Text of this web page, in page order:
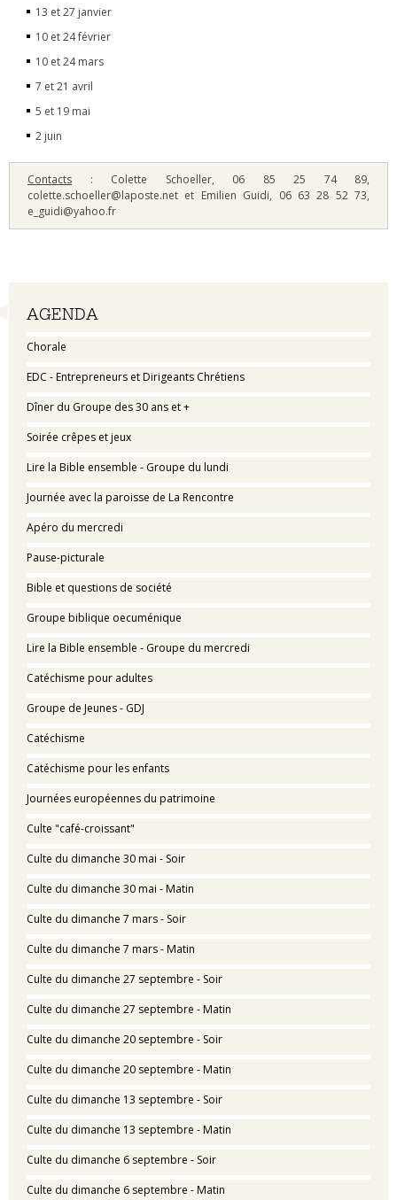
Navigation
AGENDA
Chorale
EDC - Entrepreneurs et Dirigeants Chrétiens
Dîner du Groupe des 30 ans et +
Soirée crêpes et jeux
Lire la Bible ensemble - Groupe du lundi
Journée avec la paroisse de La Rencontre
Apéro du mercredi
Pause-picturale
Bible et questions de société
Groupe biblique oecuménique
Lire la Bible ensemble - Groupe du mercredi
Catéchisme pour adultes
Groupe de Jeunes - GDJ
Catéchisme
Catéchisme pour les enfants
Journées européennes du patrimoine
Culte "café-croissant"
Culte du dimanche 30 mai - Soir
Culte du dimanche 30 mai - Matin
Culte du dimanche 7 mars - Soir
Culte du dimanche 7 mars - Matin
Culte du dimanche 27 septembre - Soir
Culte du dimanche 27 septembre - Matin
Culte du dimanche 20 septembre - Soir
Culte du dimanche 20 septembre - Matin
Culte du dimanche 13 septembre - Soir
Culte du dimanche 13 septembre - Matin
Culte du dimanche 6 septembre - Soir
Culte du dimanche 6 septembre - Matin
13 et 27 janvier
10 et 24 février
10 et 24 mars
7 et 21 avril
5 et 19 mai
2 juin
Contacts : Colette Schoeller, 06 85 25 74 89,
colette.schoeller@laposte.net et Emilien Guidi, 06 63 28 52 73,
e_guidi@yahoo.fr